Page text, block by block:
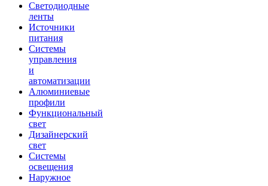
Светодиодные
ленты
Источники
питания
Системы
управления
и
автоматизации
Алюминиевые
профили
Функциональный
свет
Дизайнерский
свет
Системы
освещения
Наружное